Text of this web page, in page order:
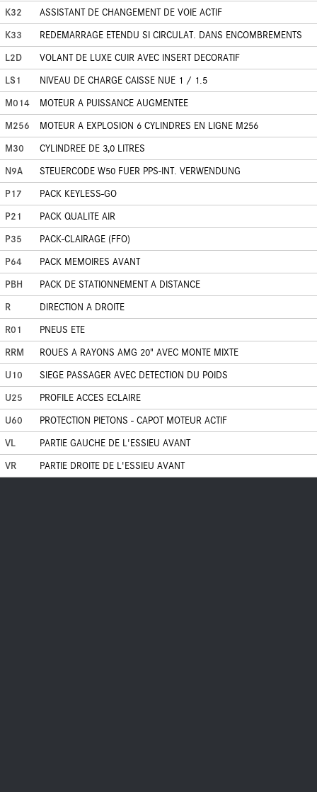
K32
ASSISTANT DE CHANGEMENT DE VOIE ACTIF
K33
REDEMARRAGE ETENDU SI CIRCULAT. DANS ENCOMBREMENTS
L2D
VOLANT DE LUXE CUIR AVEC INSERT DECORATIF
LS1
NIVEAU DE CHARGE CAISSE NUE 1 / 1.5
M014
MOTEUR A PUISSANCE AUGMENTEE
M256
MOTEUR A EXPLOSION 6 CYLINDRES EN LIGNE M256
M30
CYLINDREE DE 3,0 LITRES
N9A
STEUERCODE W50 FUER PPS-INT. VERWENDUNG
P17
PACK KEYLESS-GO
P21
PACK QUALITE AIR
P35
PACK-CLAIRAGE (FFO)
P64
PACK MEMOIRES AVANT
PBH
PACK DE STATIONNEMENT A DISTANCE
R
DIRECTION A DROITE
R01
PNEUS ETE
RRM
ROUES A RAYONS AMG 20" AVEC MONTE MIXTE
U10
SIEGE PASSAGER AVEC DETECTION DU POIDS
U25
PROFILE ACCES ECLAIRE
U60
PROTECTION PIETONS - CAPOT MOTEUR ACTIF
VL
PARTIE GAUCHE DE L'ESSIEU AVANT
VR
PARTIE DROITE DE L'ESSIEU AVANT